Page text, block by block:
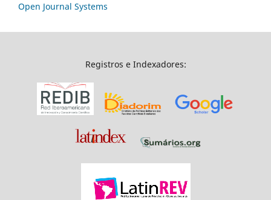
Open Journal Systems
Registros e Indexadores: